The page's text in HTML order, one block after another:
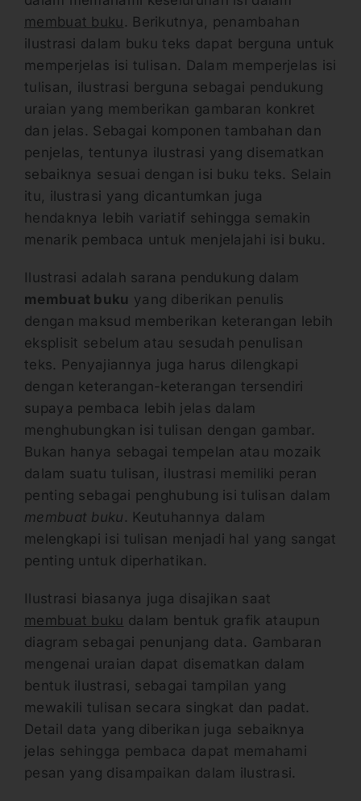
membuat buku . Berikutnya, penambahan
ilustrasi dalam buku teks dapat berguna untuk
memperjelas isi tulisan. Dalam memperjelas isi
tulisan, ilustrasi berguna sebagai pendukung
uraian yang memberikan gambaran konkret
dan jelas. Sebagai komponen tambahan dan
penjelas, tentunya ilustrasi yang disematkan
sebaiknya sesuai dengan isi buku teks. Selain
itu, ilustrasi yang dicantumkan juga
hendaknya lebih variatif sehingga semakin
menarik pembaca untuk menjelajahi isi buku.
Ilustrasi adalah sarana pendukung dalam
membuat buku yang diberikan penulis
dengan maksud memberikan keterangan lebih
eksplisit sebelum atau sesudah penulisan
teks. Penyajiannya juga harus dilengkapi
dengan keterangan-keterangan tersendiri
supaya pembaca lebih jelas dalam
menghubungkan isi tulisan dengan gambar.
Bukan hanya sebagai tempelan atau mozaik
dalam suatu tulisan, ilustrasi memiliki peran
penting sebagai penghubung isi tulisan dalam
membuat buku . Keutuhannya dalam
melengkapi isi tulisan menjadi hal yang sangat
penting untuk diperhatikan.
Ilustrasi biasanya juga disajikan saat
membuat buku dalam bentuk grafik ataupun
diagram sebagai penunjang data. Gambaran
mengenai uraian dapat disematkan dalam
bentuk ilustrasi, sebagai tampilan yang
mewakili tulisan secara singkat dan padat.
Detail data yang diberikan juga sebaiknya
jelas sehingga pembaca dapat memahami
pesan yang disampaikan dalam ilustrasi.